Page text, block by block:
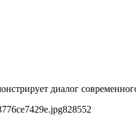
диалог
828552